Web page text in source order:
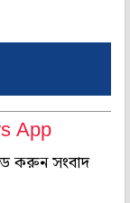
App
করুন সংবাদ